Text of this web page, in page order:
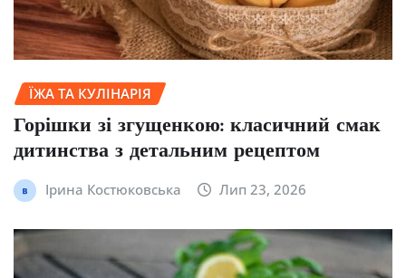
ЇЖА ТА КУЛІНАРІЯ
Горішки зі згущенкою: класичний смак
дитинства з детальним рецептом
Ірина Костюковська Лип 23, 2026